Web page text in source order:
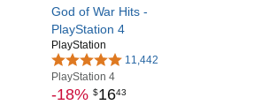
God of War Hits -
PlayStation 4
PlayStation
11,442
PlayStation 4
-18% $1643